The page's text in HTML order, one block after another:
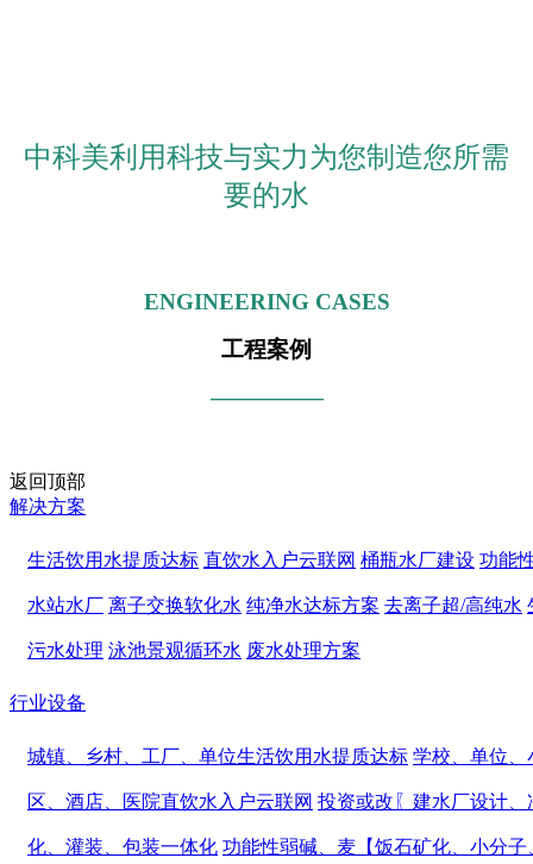
中科美利用科技与实力为您制造您所需
要的水
ENGINEERING CASES
工程案例
—————
返回顶部
解决方案
生活饮用水提质达标 直饮水入户云联网 桶瓶水厂建设 功能
水站水厂 离子交换软化水 纯净水达标方案 去离子超/高纯水
污水处理 泳池景观循环水 废水处理方案
行业设备
城镇、乡村、工厂、单位生活饮用水提质达标 学校、单位、
区、酒店、医院直饮水入户云联网 投资或改〖建水厂设计、
化、灌装、包装一体化 功能性弱碱、麦【饭石矿化、小分子